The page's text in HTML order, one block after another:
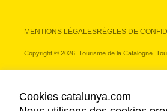
MENTIONS LÉGALESRÈGLES DE
Copyright © 2026. Tourisme de la Catalogne.
Cookies catalunya.com